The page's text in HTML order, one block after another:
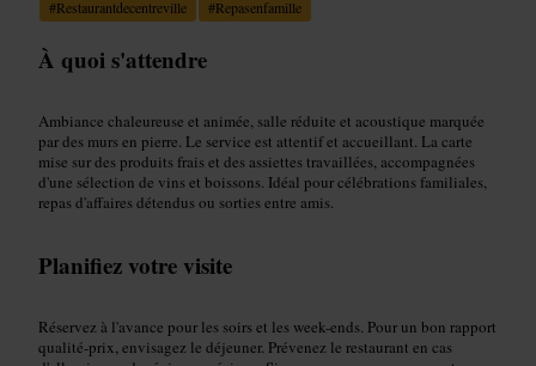
#Restaurantdecentreville #Repasenfamille
À quoi s'attendre
Ambiance chaleureuse et animée, salle réduite et acoustique marquée
par des murs en pierre. Le service est attentif et accueillant. La carte
mise sur des produits frais et des assiettes travaillées, accompagnées
d'une sélection de vins et boissons. Idéal pour célébrations familiales,
repas d'affaires détendus ou sorties entre amis.
Planifiez votre visite
Réservez à l'avance pour les soirs et les week-ends. Pour un bon rapport
qualité-prix, envisagez le déjeuner. Prévenez le restaurant en cas